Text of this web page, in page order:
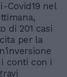
Covid19 nel
di 201 casi
per la
conti con i